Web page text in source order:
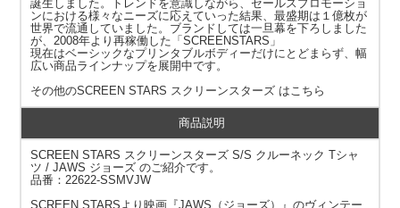
誕生しました。トレンドを意識しながら、セールスプロモーショ
ンにおける様々なニーズに応えていった結果、最盛期は１億枚が
世界で流通していました。ブランドしては一旦幕を下ろしました
が、2008年より再稼働した「SCREENSTARS」
現在はベーシックなプリンタブルボディーだけにとどまらず、幅
広い商品ラインナップを展開中です。
その他のSCREEN STARS スクリーンスターズ はこちら
商品説明
SCREEN STARS スクリーンスターズ S/S クルーネック Tシャ
ツ / JAWS ジョーズ のご紹介です。
品番：22622-SSMVJW
SCREEN STARSより映画『JAWS（ジョーズ）』のヴィンテー